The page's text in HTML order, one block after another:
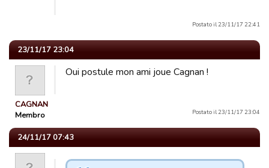
Postato il 23/11/17 22:41
23/11/17 23:04
CAGNAN
Membro
Oui postule mon ami joue Cagnan !
Postato il 23/11/17 23:04
24/11/17 07:43